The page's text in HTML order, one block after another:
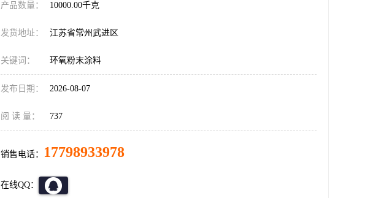
产品数量： 10000.00千克
发货地址： 江苏省常州武进区
关键词： 环氧粉末涂料
发布日期： 2026-08-07
阅 读 量： 737
销售电话： 17798933978
在线QQ：